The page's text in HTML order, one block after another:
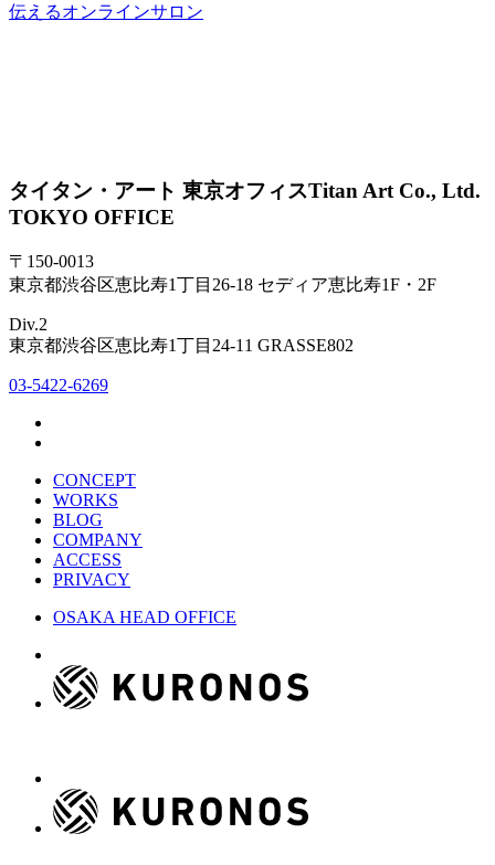
伝えるオンラインサロン
タイタン・アート 東京オフィスTitan Art Co., Ltd.
TOKYO OFFICE
〒150-0013
東京都渋谷区恵比寿1丁目26-18 セディア恵比寿1F・2F
Div.2
東京都渋谷区恵比寿1丁目24-11 GRASSE802
03-5422-6269
CONCEPT
WORKS
BLOG
COMPANY
ACCESS
PRIVACY
OSAKA HEAD OFFICE